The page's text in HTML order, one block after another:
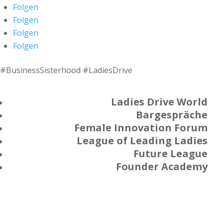
Folgen
Folgen
Folgen
Folgen
#BusinessSisterhood #LadiesDrive
Ladies Drive World
Bargespräche
Female Innovation Forum
League of Leading Ladies
Future League
Founder Academy